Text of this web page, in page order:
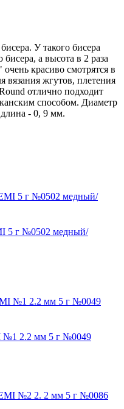
У такого бисера
а высота в 2 раза
красиво смотрятся в
вязания жгутов, плетения
отлично подходит
способом. Диаметр
- 0, 9 мм.
5 г №0502 медный/
№1 2.2 мм 5 г №0049